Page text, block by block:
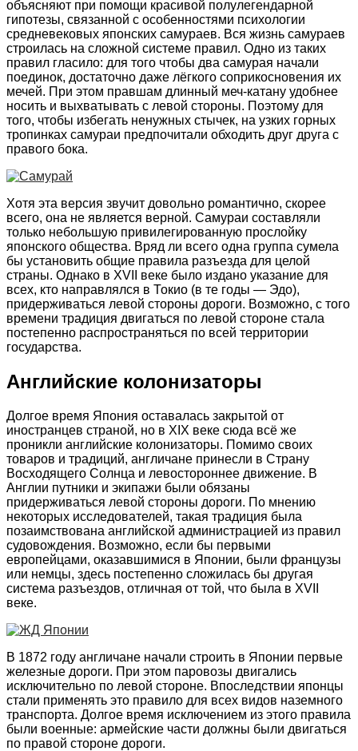
объясняют при помощи красивой полулегендарной
гипотезы, связанной с особенностями психологии
средневековых японских самураев. Вся жизнь самураев
строилась на сложной системе правил. Одно из таких
правил гласило: для того чтобы два самурая начали
поединок, достаточно даже лёгкого соприкосновения их
мечей. При этом правшам длинный меч-катану удобнее
носить и выхватывать с левой стороны. Поэтому для
того, чтобы избегать ненужных стычек, на узких горных
тропинках самураи предпочитали обходить друг друга с
правого бока.
Хотя эта версия звучит довольно романтично, скорее
всего, она не является верной. Самураи составляли
только небольшую привилегированную прослойку
японского общества. Вряд ли всего одна группа сумела
бы установить общие правила разъезда для целой
страны. Однако в XVII веке было издано указание для
всех, кто направлялся в Токио (в те годы — Эдо),
придерживаться левой стороны дороги. Возможно, с того
времени традиция двигаться по левой стороне стала
постепенно распространяться по всей территории
государства.
Английские колонизаторы
Долгое время Япония оставалась закрытой от
иностранцев страной, но в XIX веке сюда всё же
проникли английские колонизаторы. Помимо своих
товаров и традиций, англичане принесли в Страну
Восходящего Солнца и левостороннее движение. В
Англии путники и экипажи были обязаны
придерживаться левой стороны дороги. По мнению
некоторых исследователей, такая традиция была
позаимствована английской администрацией из правил
судовождения. Возможно, если бы первыми
европейцами, оказавшимися в Японии, были французы
или немцы, здесь постепенно сложилась бы другая
система разъездов, отличная от той, что была в XVII
веке.
В 1872 году англичане начали строить в Японии первые
железные дороги. При этом паровозы двигались
исключительно по левой стороне. Впоследствии японцы
стали применять это правило для всех видов наземного
транспорта. Долгое время исключением из этого правила
были военные: армейские части должны были двигаться
по правой стороне дороги.